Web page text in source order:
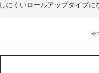
しにくいロールアップタイプに
全